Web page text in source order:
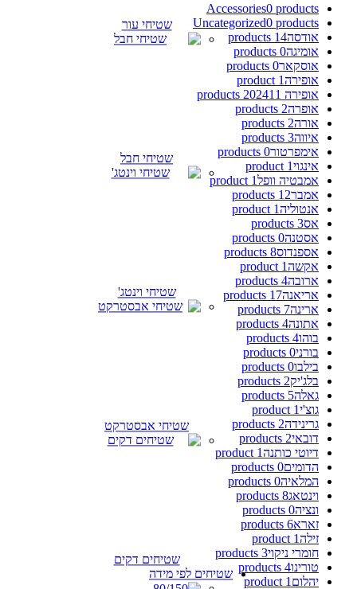
שטיחי עור
שטיחי חבל
שטיחי וינטג'
שטיחי אבסטרקט
שטיחים דקים
שטיחים לפי מידה
Accessories0 products
Uncategorized0 products
אודסה14 products
אומיגה0 products
אוסקאר0 products
אופירה1 product
אופירה 2024 11 products
אופרה2 products
אורה2 products
איווה3 products
אימפרטור0 products
אינגוי1 product
אמבטיה וופל1 product
אמבר12 products
אנטוליה1 product
אס3 products
אסטנה0 products
אספנדוס8 products
אקשה1 product
ארובה4 products
אריאנה17 products
ארינה7 products
אתונה4 products
בוהו4 products
בורני0 products
בילבו0 products
בלג'יק2 products
גאלה5 products
גוצ'י1 product
גרינידה2 products
דובאי2 products
דיוטי כותנה1 product
הדומים0 products
המלאיה0 products
וינטאג8 products
ונציה0 products
זארא6 products
זילה1 product
חומרי ניקוי3 products
טורינו4 products
יהלום 1 product